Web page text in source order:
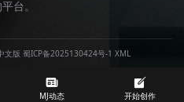
台。
文版 蜀ICP备2025130424号-1 XML
MJ动态 开始创作